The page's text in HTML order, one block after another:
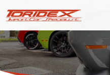
ブログ
ストックリスト